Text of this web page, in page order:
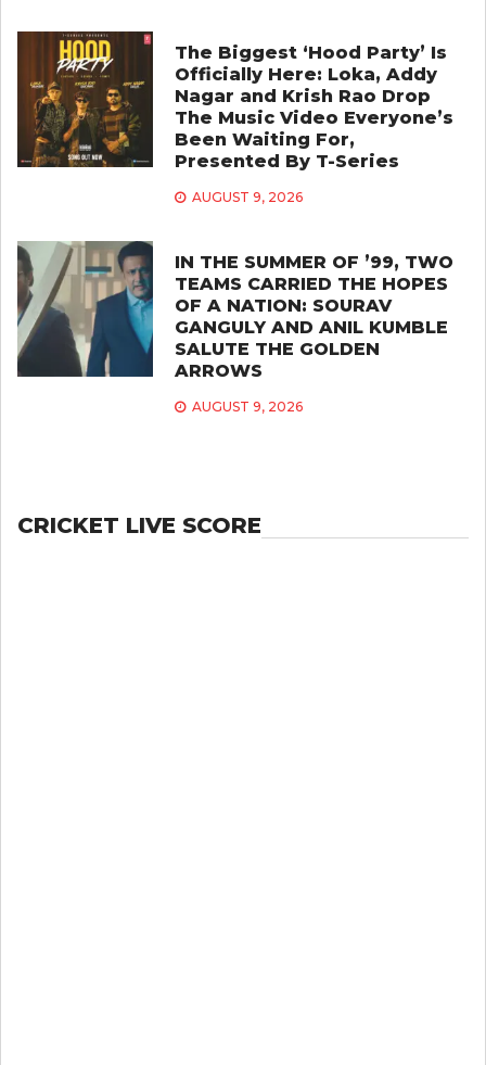
The Biggest ‘Hood Party’ Is
Officially Here: Loka, Addy
Nagar and Krish Rao Drop
The Music Video Everyone’s
Been Waiting For,
Presented By T-Series
AUGUST 9, 2026
IN THE SUMMER OF ’99, TWO
TEAMS CARRIED THE HOPES
OF A NATION: SOURAV
GANGULY AND ANIL KUMBLE
SALUTE THE GOLDEN
ARROWS
AUGUST 9, 2026
CRICKET LIVE SCORE